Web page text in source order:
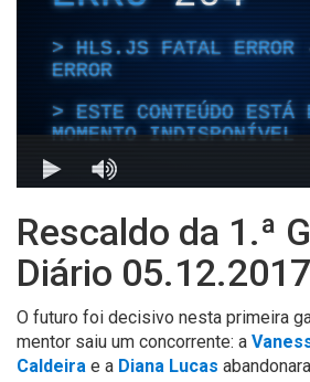
Rescaldo da 1.ª
Diário 05.12.2017
O futuro foi decisivo nesta primeira
mentor saiu um concorrente: a
Caldeira e a Diana Lucas